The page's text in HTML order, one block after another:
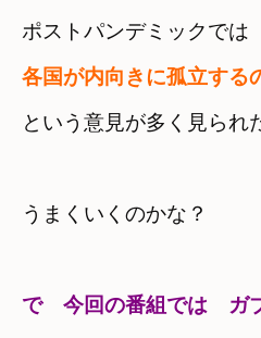
ポストパンデミックでは
各国が内向きに孤立する
という意見が多く見られ
うまくいくのかな？
で　今回の番組では ガ